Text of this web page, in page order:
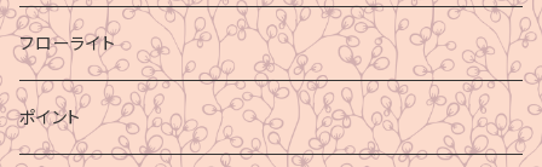
フローライト
ポイント